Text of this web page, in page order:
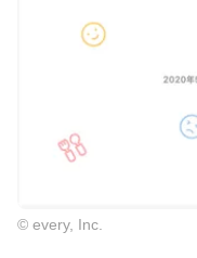
© every, Inc.